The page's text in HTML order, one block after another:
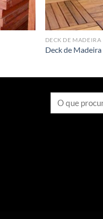
DECK DE MADEIRA
Deck de Madeira
Pesquisar